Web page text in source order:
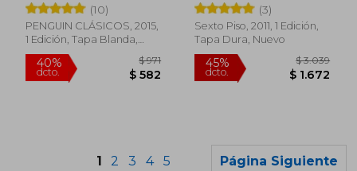
(10)
PENGUIN CLÁSICOS, 2015,
1 Edición, Tapa Blanda,
Nuevo
(3)
Sexto Piso, 2011, 1 Edición,
Tapa Dura, Nuevo
1 2 3 4 5 Página Siguiente